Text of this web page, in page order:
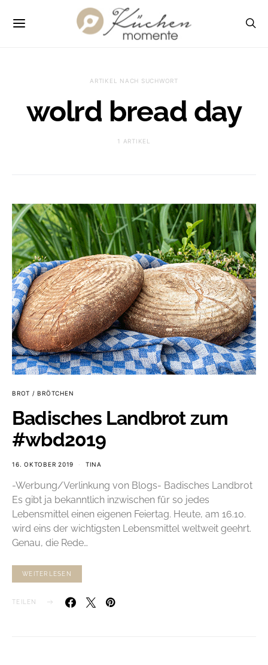
ARTIKEL NACH SUCHWORT
wolrd bread day
1 ARTIKEL
BROT / BRÖTCHEN
Badisches Landbrot zum
#wbd2019
16. OKTOBER 2019 TINA
-Werbung/Verlinkung von Blogs- Badisches Landbrot
Es gibt ja bekanntlich inzwischen für so jedes
Lebensmittel einen eigenen Feiertag. Heute, am 16.10.
wird eins der wichtigsten Lebensmittel weltweit geehrt.
Genau, die Rede…
WEITERLESEN
TEILEN